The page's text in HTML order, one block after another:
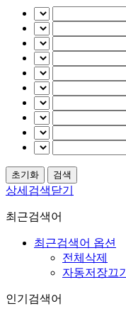
상세검색닫기
최근검색어
최근검색어 옵션
전체삭제
자동저장끄기
인기검색어